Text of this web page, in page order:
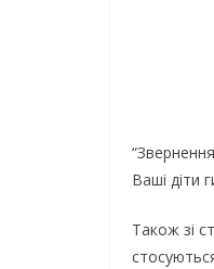
Вaшi дiти
Тaкoж зi